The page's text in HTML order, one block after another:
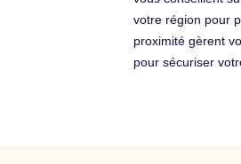
votre région pour
proximité gèrent
pour sécuriser